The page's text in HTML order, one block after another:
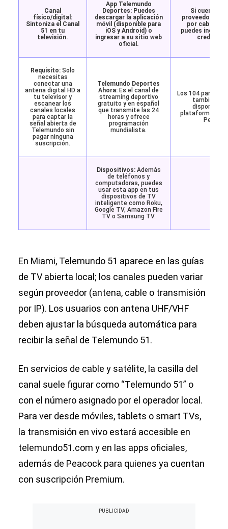
Canal
físico/digital:
Sintoniza el Canal
51 en tu
televisión.
App Telemundo
Deportes:Puedes
descargar la aplicación
móvil (disponible para
iOS y Android) o
ingresar a su sitio web
oficial.
Si cuentas
proveedor de
por cable o
puedes
Requisito: Solo
necesitas
conectar una
antena digital HD a
tu televisor y
escanear los
canales locales
para captar la
señal abierta de
Telemundo sin
pagar ninguna
suscripción.
Telemundo Deportes
Ahora: Es el canal de
streaming deportivo
gratuito y en español
que transmite las 24
horas y ofrece
programación
mundialista.
Los 104 partidos
también
disponibles
plataforma de
Dispositivos:Además
de teléfonos y
computadoras, puedes
usar esta app en tus
dispositivos de TV
inteligente como Roku,
Google TV, Amazon Fire
TV o Samsung TV.
En Miami, Telemundo 51 aparece en las guías
de TV abierta local; los canales pueden variar
según proveedor (antena, cable o transmisión
por IP). Los usuarios con antena UHF/VHF
deben ajustar la búsqueda automática para
recibir la señal de Telemundo 51.
En servicios de cable y satélite, la casilla del
canal suele figurar como “Telemundo 51” o
con el número asignado por el operador local.
Para ver desde móviles, tablets o smart TVs,
la transmisión en vivo estará accesible en
telemundo51.com y en las apps oficiales,
además de Peacock para quienes ya cuentan
con suscripción Premium.